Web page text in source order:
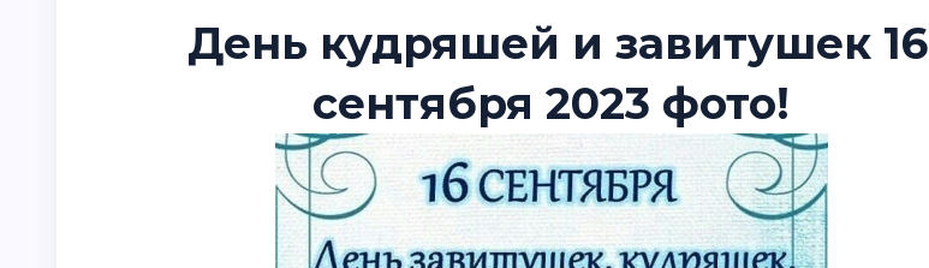
День кудряшей и завитушек 16
сентября 2023 фото!